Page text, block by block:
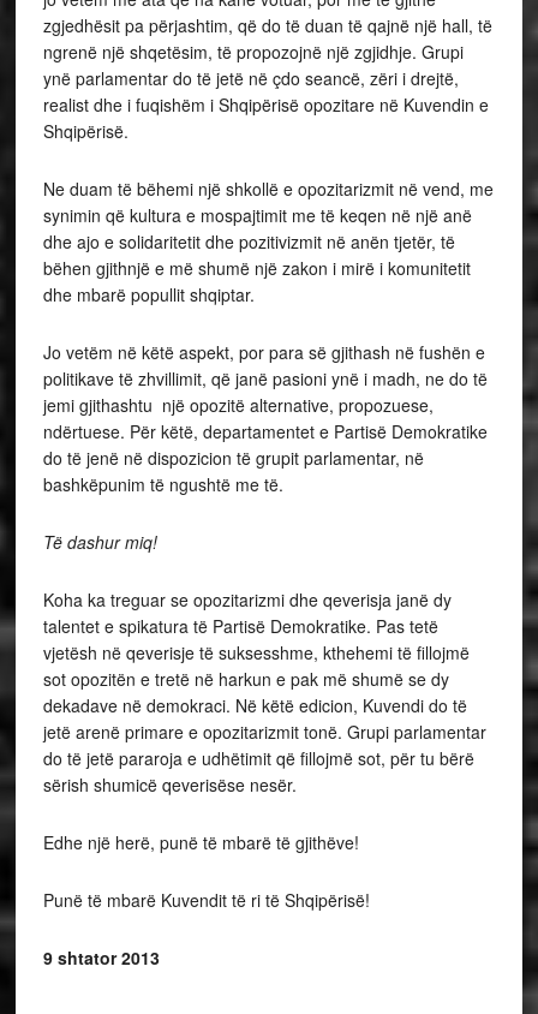
zgjedhësit pa përjashtim, që do të duan të qajnë një hall, të
ngrenë një shqetësim, të propozojnë një zgjidhje. Grupi
ynë parlamentar do të jetë në çdo seancë, zëri i drejtë,
realist dhe i fuqishëm i Shqipërisë opozitare në Kuvendin e
Shqipërisë.
Ne duam të bëhemi një shkollë e opozitarizmit në vend, me
synimin që kultura e mospajtimit me të keqen në një anë
dhe ajo e solidaritetit dhe pozitivizmit në anën tjetër, të
bëhen gjithnjë e më shumë një zakon i mirë i komunitetit
dhe mbarë popullit shqiptar.
Jo vetëm në këtë aspekt, por para së gjithash në fushën e
politikave të zhvillimit, që janë pasioni ynë i madh, ne do të
jemi gjithashtu një opozitë alternative, propozuese,
ndërtuese. Për këtë, departamentet e Partisë Demokratike
do të jenë në dispozicion të grupit parlamentar, në
bashkëpunim të ngushtë me të.
Të dashur miq!
Koha ka treguar se opozitarizmi dhe qeverisja janë dy
talentet e spikatura të Partisë Demokratike. Pas tetë
vjetësh në qeverisje të suksesshme, kthehemi të fillojmë
sot opozitën e tretë në harkun e pak më shumë se dy
dekadave në demokraci. Në këtë edicion, Kuvendi do të
jetë arenë primare e opozitarizmit tonë. Grupi parlamentar
do të jetë pararoja e udhëtimit që fillojmë sot, për tu bërë
sërish shumicë qeverisëse nesër.
Edhe një herë, punë të mbarë të gjithëve!
Punë të mbarë Kuvendit të ri të Shqipërisë!
9 shtator 2013